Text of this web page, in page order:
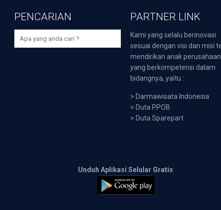
PENCARIAN PARTNER LINK
Kami yang selalu berinovasi
sesuai dengan visi dan misi
mendirikan anak perusahaan
yang berkompetensi dalam
bidangnya, yaitu :
> Darmawisata Indonesia
> Duta PPOB
> Duta Sparepart
Unduh Aplikasi Selular Gratis